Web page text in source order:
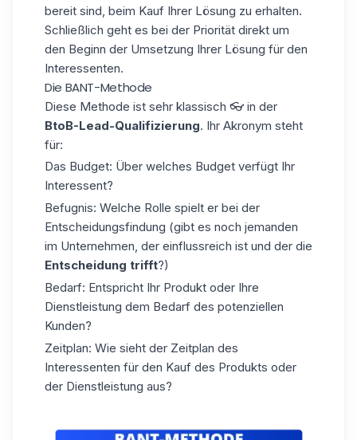
bereit sind, beim Kauf Ihrer Lösung zu erhalten.
Schließlich geht es bei der Priorität direkt um
den Beginn der Umsetzung Ihrer Lösung für den
Interessenten.
Die BANT-Methode
Diese Methode ist sehr klassisch 👓 in der
BtoB-Lead-Qualifizierung. Ihr Akronym steht
für:
Das Budget: Über welches Budget verfügt Ihr
Interessent?
Befugnis: Welche Rolle spielt er bei der
Entscheidungsfindung (gibt es noch jemanden
im Unternehmen, der einflussreich ist und der die
Entscheidung trifft?)
Bedarf: Entspricht Ihr Produkt oder Ihre
Dienstleistung dem Bedarf des potenziellen
Kunden?
Zeitplan: Wie sieht der Zeitplan des
Interessenten für den Kauf des Produkts oder
der Dienstleistung aus?